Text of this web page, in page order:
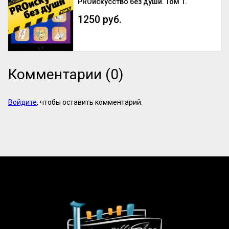
1250 руб.
Комментарии (0)
Войдите, чтобы оставить комментарий.